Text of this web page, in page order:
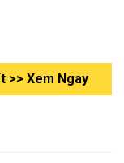
>> Xem Ngay